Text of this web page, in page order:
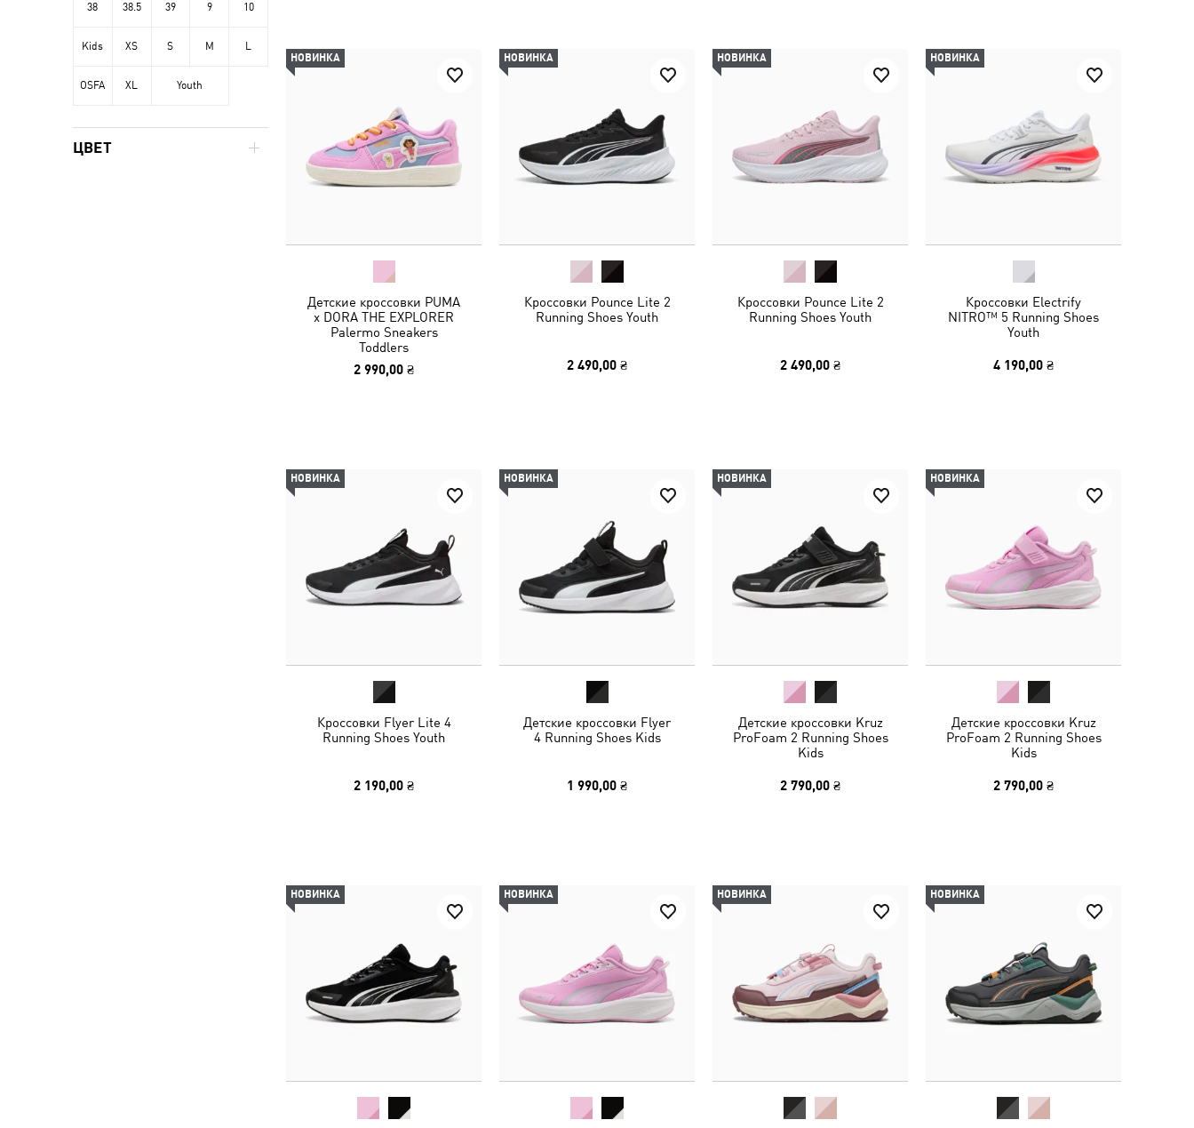
НОВИНКА
Детские кроссовки PUMA
x DORA THE EXPLORER
Palermo Sneakers
Toddlers
2 990,00 ₴
НОВИНКА
Кроссовки Pounce Lite 2
Running Shoes Youth
2 490,00 ₴
НОВИНКА
Кроссовки Pounce Lite 2
Running Shoes Youth
2 490,00 ₴
НОВИНКА
Кроссовки Electrify
NITRO™ 5 Running Shoes
Youth
4 190,00 ₴
НОВИНКА
Кроссовки Flyer Lite 4
Running Shoes Youth
2 190,00 ₴
НОВИНКА
Детские кроссовки Flyer
4 Running Shoes Kids
1 990,00 ₴
НОВИНКА
Детские кроссовки Kruz
ProFoam 2 Running Shoes
Kids
2 790,00 ₴
НОВИНКА
Детские кроссовки Kruz
ProFoam 2 Running Shoes
Kids
2 790,00 ₴
НОВИНКА НОВИНКА НОВИНКА НОВИНКА
38 38.5 39 9 10
Kids XS S M L
OSFA XL Youth
ЦВЕТ